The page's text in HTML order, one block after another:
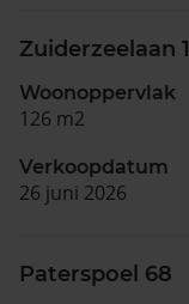
Zuiderzeelaan
Woonoppervlak
126 m2
Verkoopdatum
26 juni 2026
Paterspoel 68